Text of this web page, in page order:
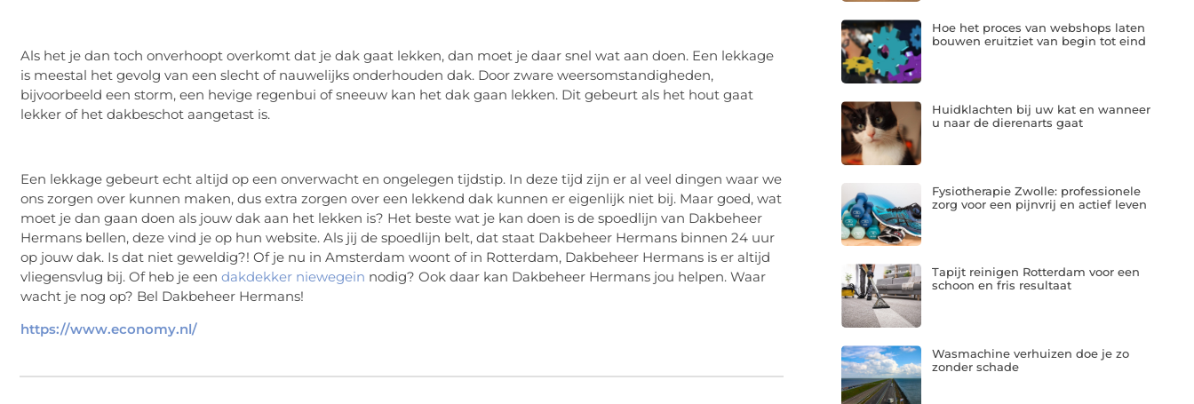
Als het je dan toch onverhoopt overkomt dat je dak gaat lekken, dan moet je daar snel wat aan doen. Een lekkage
is meestal het gevolg van een slecht of nauwelijks onderhouden dak. Door zware weersomstandigheden,
bijvoorbeeld een storm, een hevige regenbui of sneeuw kan het dak gaan lekken. Dit gebeurt als het hout gaat
lekker of het dakbeschot aangetast is.
Een lekkage gebeurt echt altijd op een onverwacht en ongelegen tijdstip. In deze tijd zijn er al veel dingen waar we
ons zorgen over kunnen maken, dus extra zorgen over een lekkend dak kunnen er eigenlijk niet bij. Maar goed, wat
moet je dan gaan doen als jouw dak aan het lekken is? Het beste wat je kan doen is de spoedlijn van Dakbeheer
Hermans bellen, deze vind je op hun website. Als jij de spoedlijn belt, dat staat Dakbeheer Hermans binnen 24 uur
op jouw dak. Is dat niet geweldig?! Of je nu in Amsterdam woont of in Rotterdam, Dakbeheer Hermans is er altijd
vliegensvlug bij. Of heb je een dakdekker niewegein nodig? Ook daar kan Dakbeheer Hermans jou helpen. Waar
wacht je nog op? Bel Dakbeheer Hermans!
https://www.economy.nl/
Hoe het proces van webshops laten
bouwen eruitziet van begin tot eind
Huidklachten bij uw kat en wanneer
u naar de dierenarts gaat
Fysiotherapie Zwolle: professionele
zorg voor een pijnvrij en actief leven
Tapijt reinigen Rotterdam voor een
schoon en fris resultaat
Wasmachine verhuizen doe je zo
zonder schade